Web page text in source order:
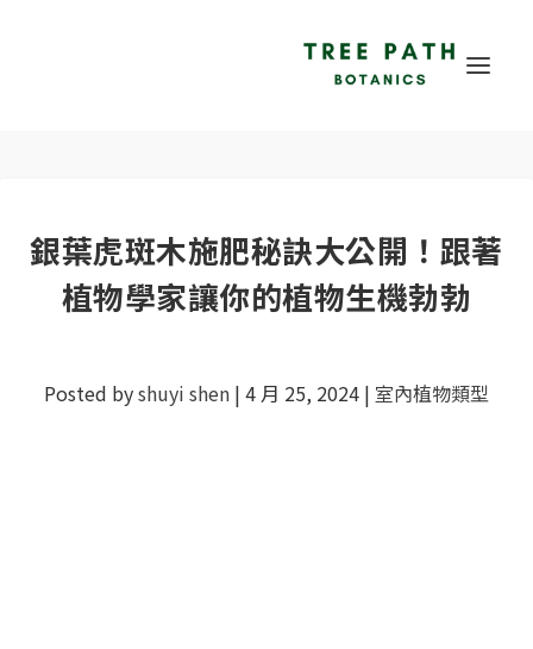
銀葉虎斑木施肥秘訣大公開！跟著
植物學家讓你的植物生機勃勃
Posted byshuyi shen | 4 月 25, 2024 | 室內植物類型